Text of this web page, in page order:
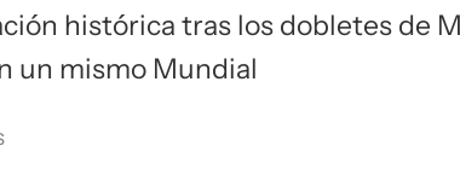
histórica tras los dobletes de
un mismo Mundial